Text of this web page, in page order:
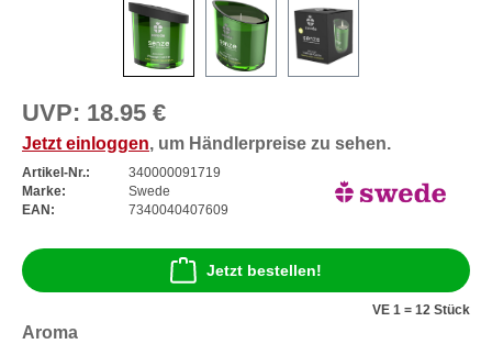
UVP: 18.95 €
Jetzt einloggen, um Händlerpreise zu sehen.
Artikel-Nr.:
340000091719
Marke:
Swede
EAN:
7340040407609
Jetzt bestellen!
VE 1 = 12 Stück
Aroma